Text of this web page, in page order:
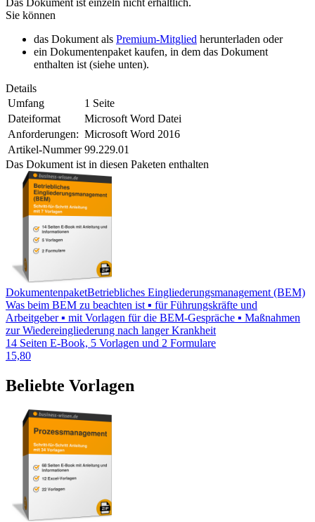
Das Dokument ist einzeln nicht erhältlich.
Sie können
das Dokument als Premium-Mitglied herunterladen oder
ein Dokumentenpaket kaufen, in dem das Dokument
enthalten ist (siehe unten).
Details
Umfang
1 Seite
Dateiformat
Microsoft Word Datei
Anforderungen: Microsoft Word 2016
Artikel-Nummer 99.229.01
Das Dokument ist in diesen Paketen enthalten
DokumentenpaketBetriebliches Eingliederungsmanagement (BEM)
Was beim BEM zu beachten ist ▪ für Führungskräfte und
Arbeitgeber ▪ mit Vorlagen für die BEM-Gespräche ▪ Maßnahmen
zur Wiedereingliederung nach langer Krankheit
14 Seiten E-Book, 5 Vorlagen und 2 Formulare
15,80
Beliebte Vorlagen